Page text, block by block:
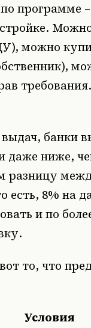
программе
можно
требования.
выдач, банки
даже ниже,
разницу
есть, 8% на
и по
то, что
Условия